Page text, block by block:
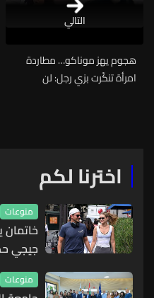
التالي
هجوم يهز موناكو… مطاردة
امرأة تنكّرت بزي رجل: لن
اخترنا لكم
منوعات
جيجي
منوعات